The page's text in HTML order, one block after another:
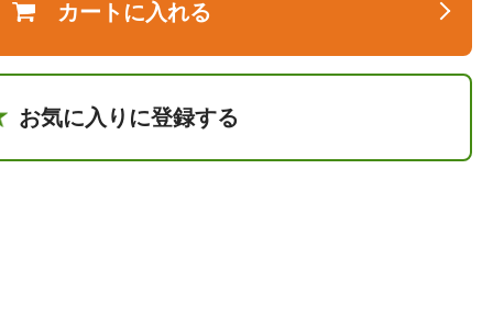
カートに入れる
お気に入りに登録する